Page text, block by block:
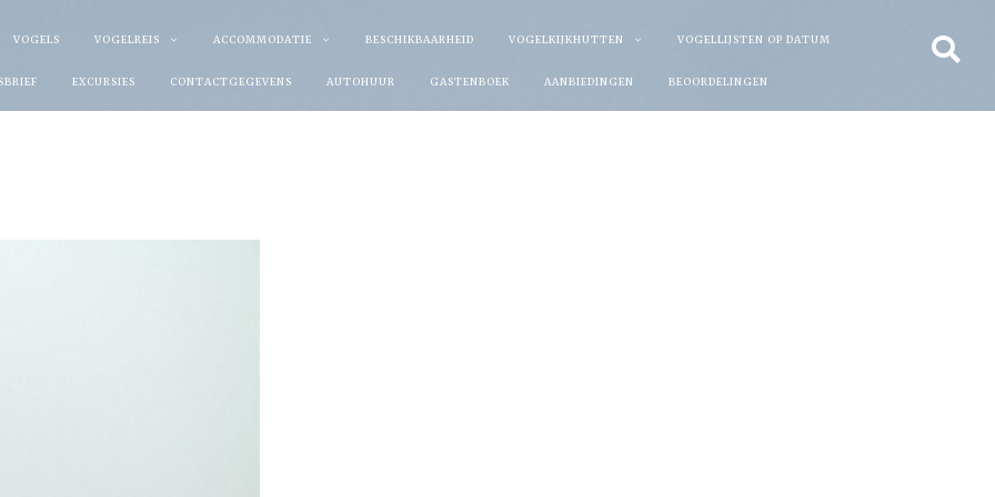
VOGELS VOGELREIS ACCOMMODATIE BESCHIKBAARHEID VOGELKIJKHUTTEN VOGELLIJSTEN OP DATUM
EXCURSIES CONTACTGEGEVENS AUTOHUUR GASTENBOEK AANBIEDINGEN BEOORDELINGEN